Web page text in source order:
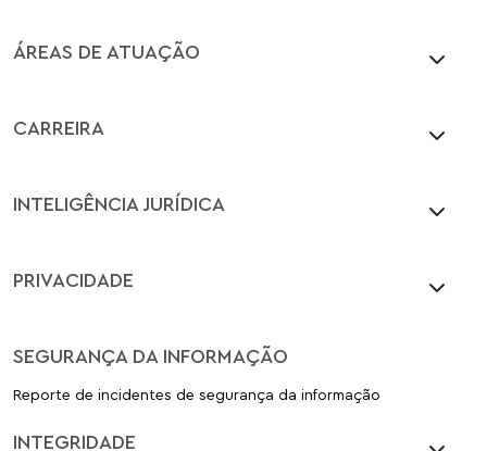
ÁREAS DE ATUAÇÃO
CARREIRA
INTELIGÊNCIA JURÍDICA
PRIVACIDADE
SEGURANÇA DA INFORMAÇÃO
Reporte de incidentes de segurança da informação
INTEGRIDADE